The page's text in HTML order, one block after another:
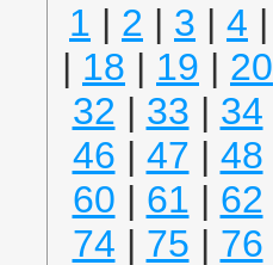
1 | 2 | 3 | 4 |
| 18 | 19 | 20
32 | 33 | 34
46 | 47 | 48
60 | 61 | 62
74 | 75 | 76